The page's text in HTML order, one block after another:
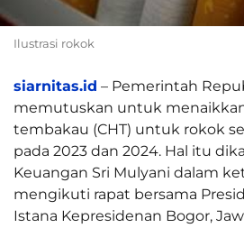
Ilustrasi rokok
siarnitas.id – Pemerintah
memutuskan untuk
tembakau (CHT) untuk rokok
pada 2023 dan 2024. Hal itu
Keuangan Sri Mulyani dalam
mengikuti rapat bersama
Istana Kepresidenan Bogor,